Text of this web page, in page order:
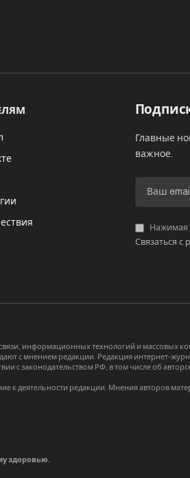
Главные
важное.
Нажимая
Связаться с
информационных технологий и массовых
с мнением редакции. Редакция интернет-
с законодательством РФ, в том числе об
к деятельности редакции. Мнения авторов
здоровью.